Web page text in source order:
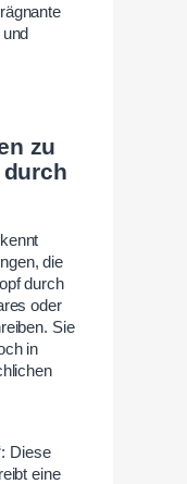
zu
die
durch
oder
Sie
in
Diese
eine